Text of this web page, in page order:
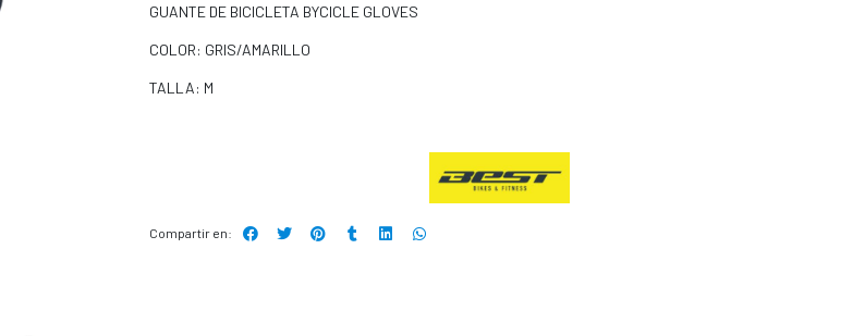
GUANTE DE BICICLETA BYCICLE GLOVES
COLOR: GRIS/AMARILLO
TALLA: M
Compartir en: